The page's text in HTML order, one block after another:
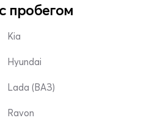
пробегом
Kia
Hyundai
Lada (ВАЗ)
Ravon